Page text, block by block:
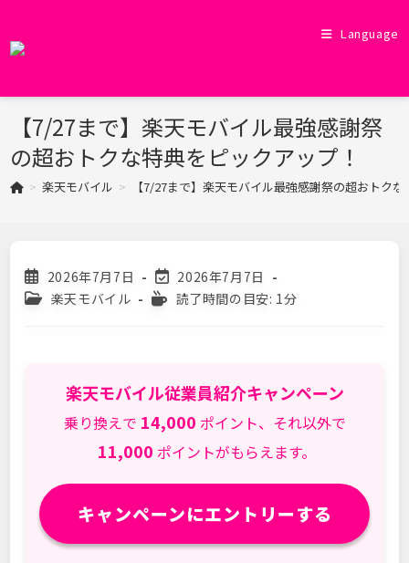
テ
ツ
ッ
Language
【7/27まで】楽天モバイル最強感謝祭
の超おトクな特典をピックアップ！
> 楽天モバイル > 【7/27まで】楽天モバイル最強感謝祭の超おトク
投
稿
公
2026年7月7日
投
稿
の
日:
2026年7月7日
投
楽天モバイル
読
か
る
時
間:
読了時間の目安: 1分
楽天モバイル従業員紹介キャンペーン
乗り換えで 14,000 ポイント、それ以外で
11,000 ポイントがもらえます。
キャンペーンにエントリーする